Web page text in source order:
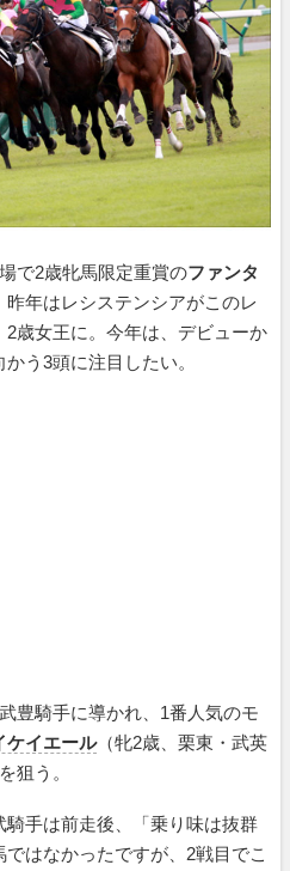
で2歳牝馬限定重賞のファンタ
昨年はレシステンシアがこのレ
歳女王に。今年は、デビューか
う3頭に注目したい。
豊騎手に導かれ、1番人気のモ
ケイエール（牝2歳、栗東・武英
狙う。
手は前走後、「乗り味は抜群
はなかったですが、2戦目でこ